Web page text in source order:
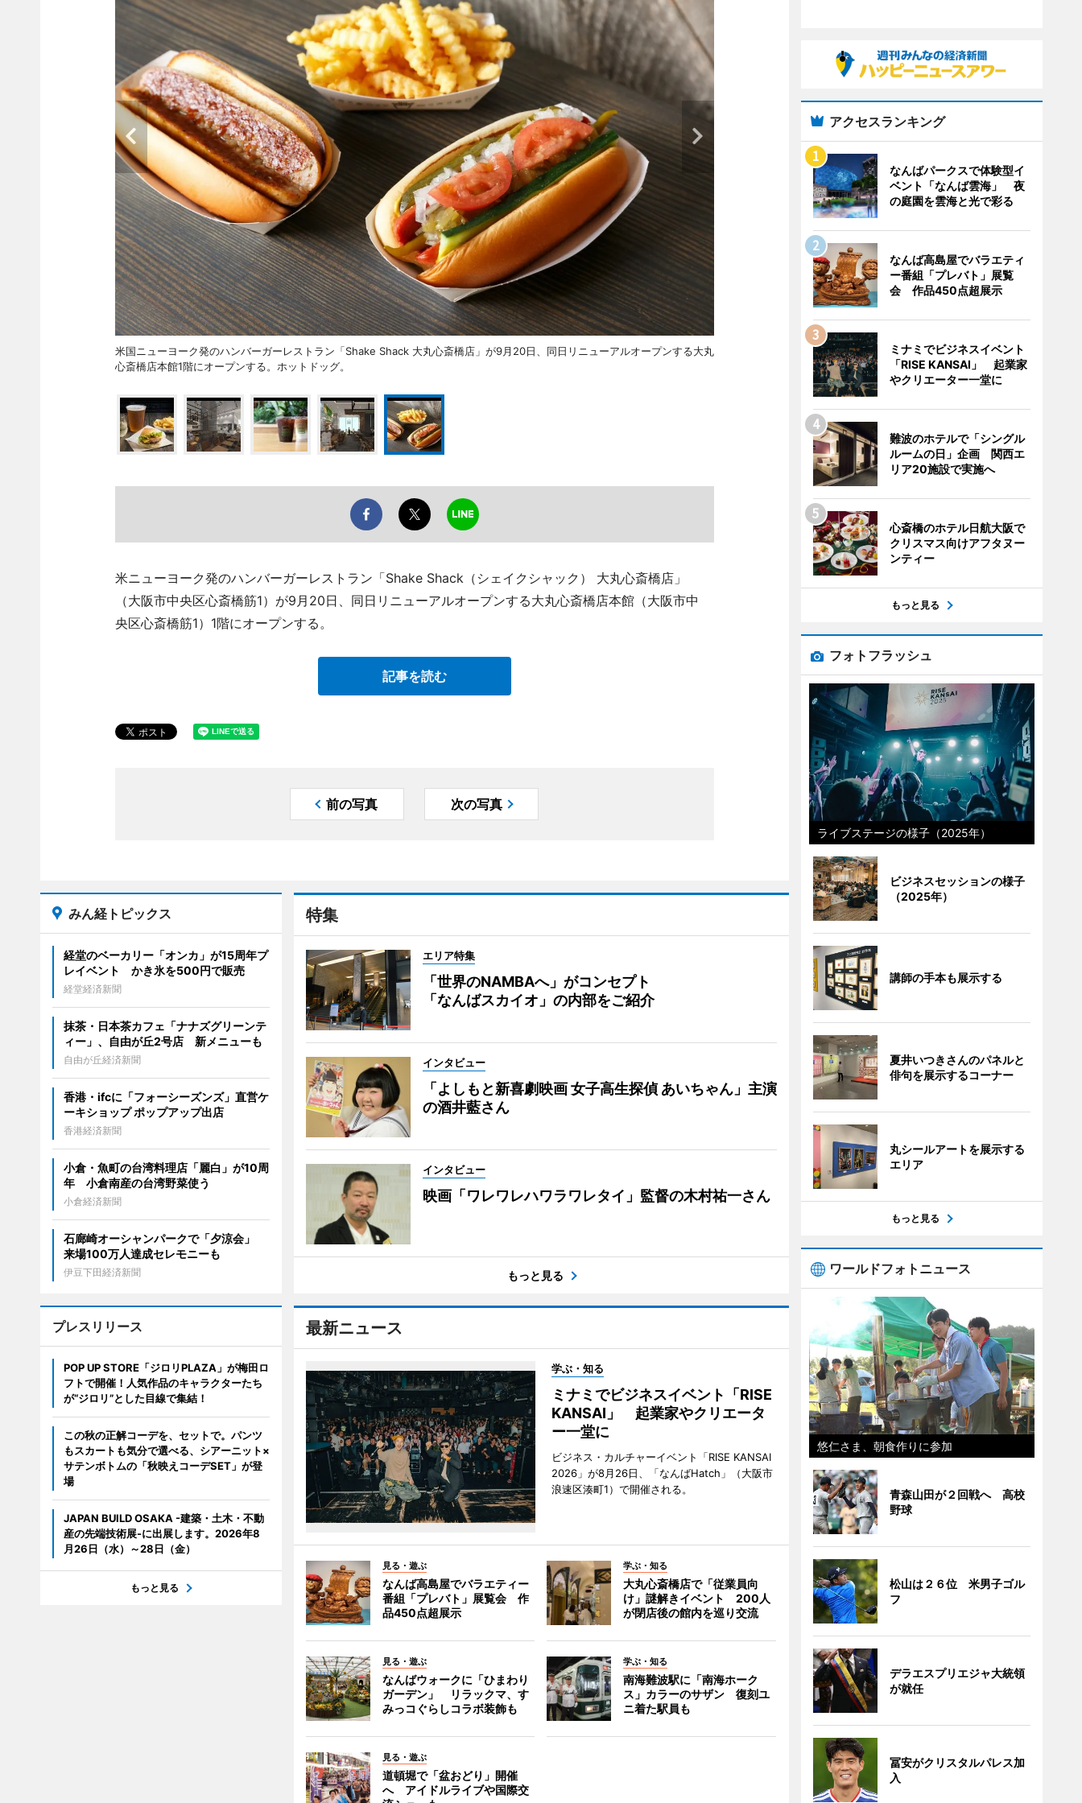
米国ニューヨーク発のハンバーガーレストラン「Shake Shack 大丸心斎橋店」が9月20日、同日リニューアルオープンする大丸
心斎橋店本館1階にオープンする。ホットドッグ。
米ニューヨーク発のハンバーガーレストラン「Shake Shack（シェイクシャック） 大丸心斎橋店」
（大阪市中央区心斎橋筋1）が9月20日、同日リニューアルオープンする大丸心斎橋店本館（大阪市中
央区心斎橋筋1）1階にオープンする。
記事を読む
前の写真 次の写真
特集
エリア特集
「世界のNAMBAへ」がコンセプト
「なんばスカイオ」の内部をご紹介
インタビュー
「よしもと新喜劇映画 女子高生探偵 あいちゃん」主演
の酒井藍さん
インタビュー
映画「ワレワレハワラワレタイ」監督の木村祐一さん
もっと見る
最新ニュース
学ぶ・知る
ミナミでビジネスイベント「RISE
KANSAI」 起業家やクリエータ
ー一堂に
ビジネス・カルチャーイベント「RISE KANSAI
2026」が8月26日、「なんばHatch」（大阪市
浪速区湊町1）で開催される。
見る・遊ぶ
なんば高島屋でバラエティー
番組「プレバト」展覧会 作
品450点超展示
学ぶ・知る
大丸心斎橋店で「従業員向
け」謎解きイベント 200人
が閉店後の館内を巡り交流
見る・遊ぶ
なんばウォークに「ひまわり
ガーデン」 リラックマ、す
みっコぐらしコラボ装飾も
学ぶ・知る
南海難波駅に「南海ホーク
ス」カラーのサザン 復刻ユ
ニ着た駅員も
見る・遊ぶ
道頓堀で「盆おどり」開催
へ アイドルライブや国際交
みん経トピックス
経堂のベーカリー「オンカ」が15周年プ
レイベント かき氷を500円で販売
経堂経済新聞
抹茶・日本茶カフェ「ナナズグリーンテ
ィー」、自由が丘2号店 新メニューも
自由が丘経済新聞
香港・ifcに「フォーシーズンズ」直営ケ
ーキショップ ポップアップ出店
香港経済新聞
小倉・魚町の台湾料理店「麗白」が10周
年 小倉南産の台湾野菜使う
小倉経済新聞
石廊崎オーシャンパークで「夕涼会」
来場100万人達成セレモニーも
伊豆下田経済新聞
プレスリリース
POP UP STORE「ジロリPLAZA」が梅田ロ
フトで開催！人気作品のキャラクターたち
が“ジロリ”とした目線で集結！
この秋の正解コーデを、セットで。パンツ
もスカートも気分で選べる、シアーニット×
サテンボトムの「秋映えコーデSET」が登
場
JAPAN BUILD OSAKA -建築・土木・不動
産の先端技術展-に出展します。2026年8
月26日（水）～28日（金）
もっと見る
アクセスランキング
なんばパークスで体験型イ
ベント「なんば雲海」 夜
の庭園を雲海と光で彩る
なんば高島屋でバラエティ
ー番組「プレバト」展覧
会 作品450点超展示
ミナミでビジネスイベント
「RISE KANSAI」 起業家
やクリエーター一堂に
難波のホテルで「シングル
ルームの日」企画 関西エ
リア20施設で実施へ
心斎橋のホテル日航大阪で
クリスマス向けアフタヌー
ンティー
もっと見る
フォトフラッシュ
ライブステージの様子（2025年）
ビジネスセッションの様子
（2025年）
講師の手本も展示する
夏井いつきさんのパネルと
俳句を展示するコーナー
丸シールアートを展示する
エリア
もっと見る
ワールドフォトニュース
悠仁さま、朝食作りに参加
青森山田が２回戦へ 高校
野球
松山は２６位 米男子ゴル
フ
デラエスプリエジャ大統領
が就任
冨安がクリスタルパレス加
入